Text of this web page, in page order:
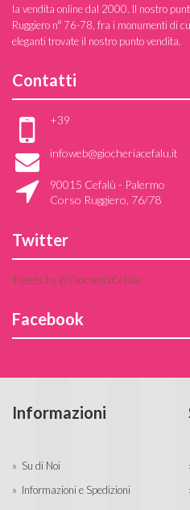
la vendita online dal 2000. Il nostro
Ruggiero n° 76-78, fra i monumenti di
eleganti trovate il nostro punto vendita.
Contatti
+39
infoweb@giocheriacefalu.it
90015 Cefalù - Palermo
Corso Ruggiero, 76/78
Twitter
Tweets by @GiocheriaCefalu
Facebook
Informazioni
Su di Noi
Informazioni e Spedizioni